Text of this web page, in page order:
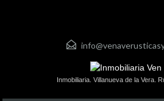
Inmobiliaria. Villanueva de la Vera.